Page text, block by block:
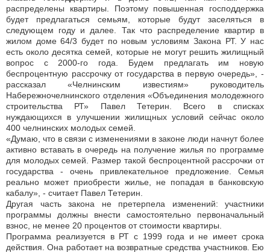
распределены квартиры. Поэтому повышенная господдержка
будет предлагаться семьям, которые будут заселяться в
следующем году и далее. Так что распределение квартир в
жилом доме 64/3 будет по новым условиям Закона РТ. У нас
есть около десятка семей, которые не могут решить жилищный
вопрос с 2000-го года. Будем предлагать им новую
беспроцентную рассрочку от государства в первую очередь», -
рассказал «Челнинским известиям» руководитель
Набережночелнинского отделения «Объединения молодежного
строительства РТ» Павел Тетерин. Всего в списках
нуждающихся в улучшении жилищных условий сейчас около
400 челнинских молодых семей.
«Думаю, что в связи с изменениями в законе люди начнут более
активно вставать в очередь на получение жилья по программе
для молодых семей. Размер такой беспроцентной рассрочки от
государства - очень привлекательное предложение. Семья
реально может приобрести жилье, не попадая в банковскую
кабалу», - считает Павел Тетерин.
Другая часть закона не претерпела изменений: участники
программы должны внести самостоятельно первоначальный
взнос, не менее 20 процентов от стоимости квартиры.
Программа реализуется в РТ с 1999 года и не имеет срока
действия. Она работает на возвратные средства участников. Ею